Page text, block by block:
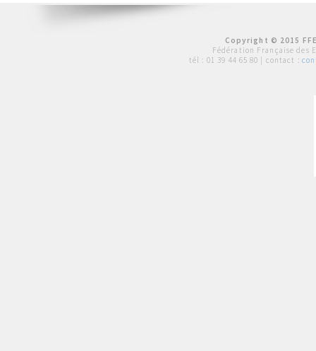
Copyright © 2015
Fédération Française des
tél : 01 39 44 65 80 | contact :